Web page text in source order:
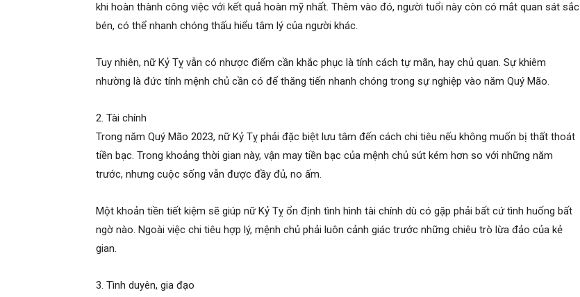
khi hoàn thành công việc với kết quả hoàn mỹ nhất. Thêm vào đó, người tuổi này còn có mắt quan sát sắc
bén, có thể nhanh chóng thấu hiểu tâm lý của người khác.
Tuy nhiên, nữ Kỷ Tỵ vẫn có nhược điểm cần khắc phục là tính cách tự mãn, hay chủ quan. Sự khiêm
nhường là đức tính mệnh chủ cần có để thăng tiến nhanh chóng trong sự nghiệp vào năm Quý Mão.
2. Tài chính
Trong năm Quý Mão 2023, nữ Kỷ Tỵ phải đặc biệt lưu tâm đến cách chi tiêu nếu không muốn bị thất thoát
tiền bạc. Trong khoảng thời gian này, vận may tiền bạc của mệnh chủ sút kém hơn so với những năm
trước, nhưng cuộc sống vẫn được đầy đủ, no ấm.
Một khoản tiền tiết kiệm sẽ giúp nữ Kỷ Tỵ ổn định tình hình tài chính dù có gặp phải bất cứ tình huống bất
ngờ nào. Ngoài việc chi tiêu hợp lý, mệnh chủ phải luôn cảnh giác trước những chiêu trò lừa đảo của kẻ
gian.
3. Tình duyên, gia đạo